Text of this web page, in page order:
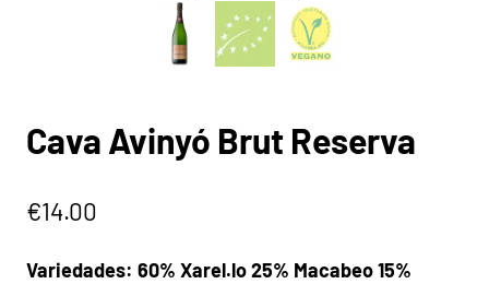
Cava Avinyó Brut Reserva
€14.00
Variedades: 60% Xarel.lo 25% Macabeo 15%